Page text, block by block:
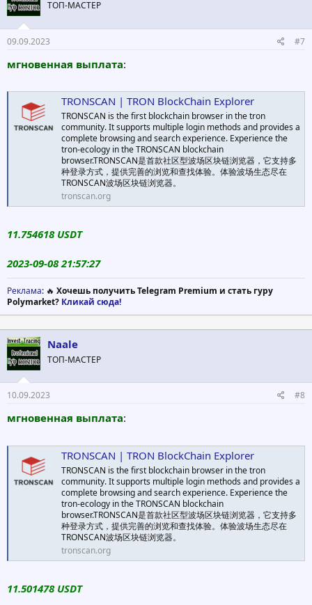
ТОП-МАСТЕР
09.09.2023 #7
мгновенная выплата:
TRONSCAN | TRON BlockChain Explorer
TRONSCAN is the first blockchain browser in the tron
community. It supports multiple login methods and provides a
complete browsing and search experience. Experience the
tron-ecology in the TRONSCAN blockchain
browser.TRONSCAN是首款社区型波场区块链浏览器，它支持多
种登录方式，提供完善的浏览和查找体验。体验波场生态尽在
TRONSCAN波场区块链浏览器。
tronscan.org
11.754618 USDT
2023-09-08 21:57:27
Реклама: 🔥 Хочешь получить Telegram Premium и стать гуру
Polymarket? Кликай сюда!
Naale
ТОП-МАСТЕР
10.09.2023 #8
мгновенная выплата:
TRONSCAN | TRON BlockChain Explorer
TRONSCAN is the first blockchain browser in the tron
community. It supports multiple login methods and provides a
complete browsing and search experience. Experience the
tron-ecology in the TRONSCAN blockchain
browser.TRONSCAN是首款社区型波场区块链浏览器，它支持多
种登录方式，提供完善的浏览和查找体验。体验波场生态尽在
TRONSCAN波场区块链浏览器。
tronscan.org
11.501478 USDT